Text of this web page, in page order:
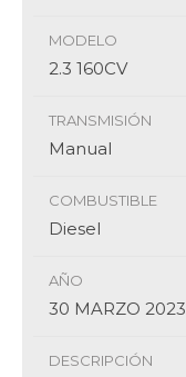
MODELO
2.3 160CV
TRANSMISIÓN
Manual
COMBUSTIBLE
Diesel
AÑO
30 MARZO 2023
DESCRIPCIÓN